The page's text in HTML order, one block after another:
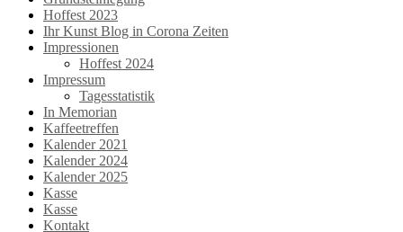
Hoffest 2023
Ihr Kunst Blog in Corona Zeiten
Impressionen
Hoffest 2024
Impressum
Tagesstatistik
In Memorian
Kaffeetreffen
Kalender 2021
Kalender 2024
Kalender 2025
Kasse
Kasse
Kontakt